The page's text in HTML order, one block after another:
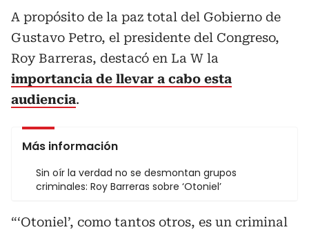
A propósito de la paz total del Gobierno de
Gustavo Petro, el presidente del Congreso,
Roy Barreras, destacó en La W la
importancia de llevar a cabo esta
audiencia.
Más información
Sin oír la verdad no se desmontan grupos
criminales: Roy Barreras sobre ‘Otoniel’
“‘Otoniel’, como tantos otros, es un criminal